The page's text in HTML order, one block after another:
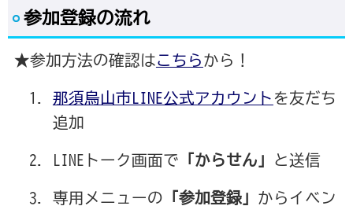
参加登録の流れ
★参加方法の確認はこちら から！
那須烏山市LINE公式アカウント を友だち
追加
LINEトーク画面で 「からせん」 と送信
専用メニューの 「参加登録」 からイベン